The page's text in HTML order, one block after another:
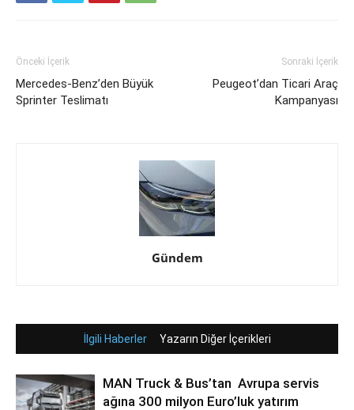
Önceki İçerik
Mercedes-Benz’den Büyük
Sprinter Teslimatı
Sonraki İçerik
Peugeot’dan Ticari Araç
Kampanyası
Gündem
İlgili Haberler Yazarın Diğer İçerikleri
MAN Truck & Bus’tan Avrupa servis
ağına 300 milyon Euro’luk yatırım